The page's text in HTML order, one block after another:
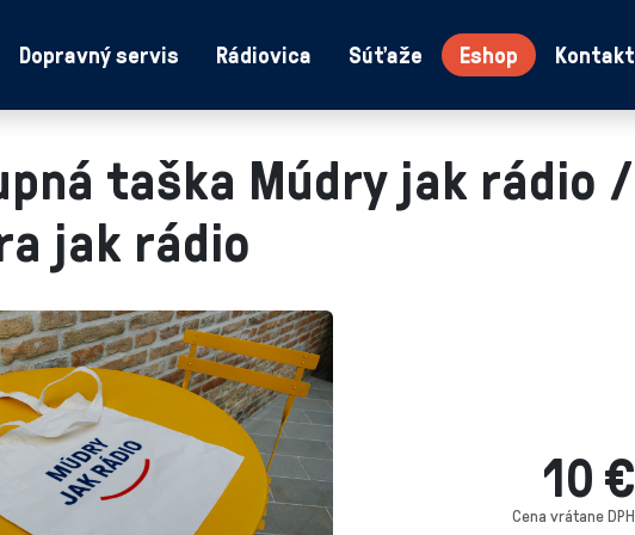
Dopravný servis Rádiovica Súťaže Eshop Kontakt
taška Múdry jak rádio /
jak rádio
10 €
Cena vrátane DPH